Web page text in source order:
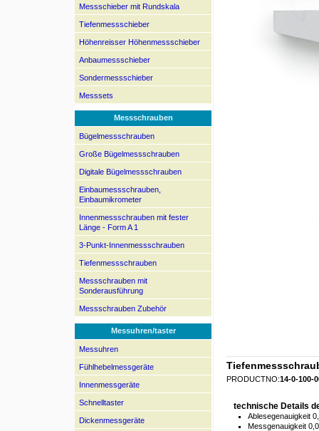
Messschieber mit Rundskala
Tiefenmessschieber
Höhenreisser Höhenmessschieber
Anbaumessschieber
Sondermessschieber
Messsets
Messschrauben
Bügelmessschrauben
Große Bügelmessschrauben
Digitale Bügelmessschrauben
Einbaumessschrauben,
Einbaumikrometer
Innenmessschrauben mit fester
Länge - Form A 1
3-Punkt-Innenmessschrauben
Tiefenmessschrauben
Messschrauben mit
Sonderausführung
Messschrauben Zubehör
Messuhren/taster
Messuhren
Fühlhebelmessgeräte
Innenmessgeräte
Schnelltaster
Dickenmessgeräte
PRODUCTNO:14-0-100-
technische Details
Ablesegenauigkeit
Messgenauigkeit